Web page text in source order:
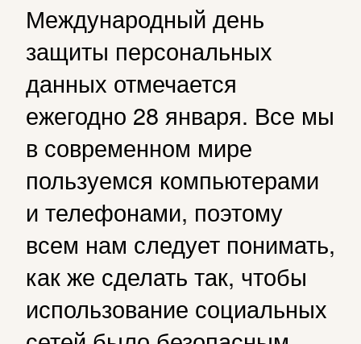
Международный день
защиты персональных
данных отмечается
ежегодно 28 января. Все мы
в современном мире
пользуемся компьютерами
и телефонами, поэтому
всем нам следует понимать,
как же сделать так, чтобы
использование социальных